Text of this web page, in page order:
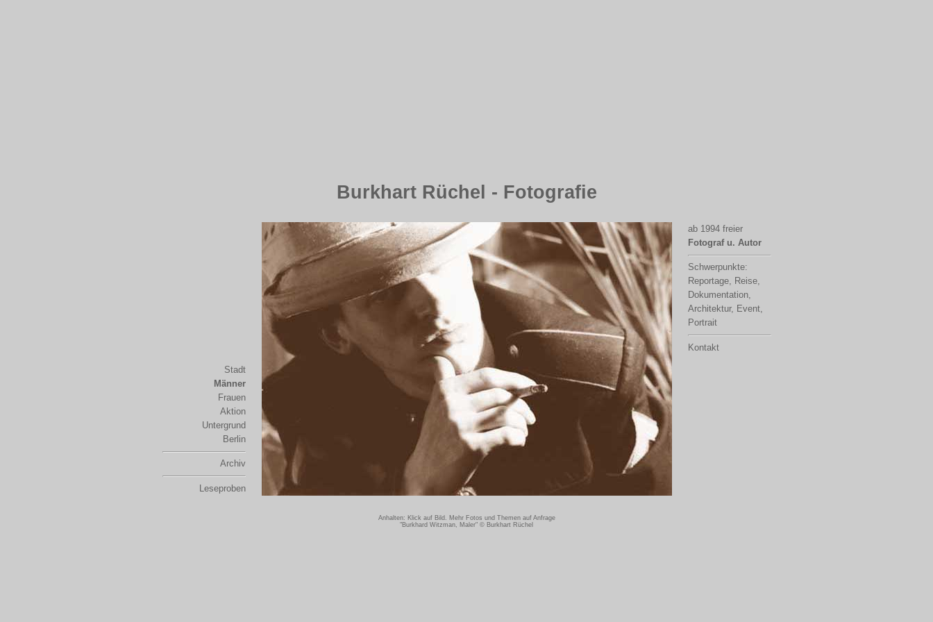
Burkhart Rüchel - Fotografie
Stadt
Männer
Frauen
Aktion
Untergrund
Berlin
Archiv
Leseproben
ab 1994 freier
Fotograf u. Autor
Schwerpunkte:
Reportage, Reise,
Dokumentation,
Architektur, Event,
Portrait
Kontakt
Anhalten: Klick auf Bild. Mehr Fotos und Themen auf Anfrage
"Burkhard Witzman, Maler" © Burkhart Rüchel